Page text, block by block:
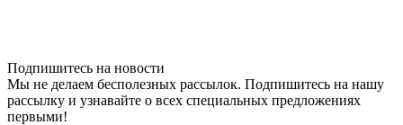
Подпишитесь на новости
Мы не делаем бесполезных рассылок. Подпишитесь на нашу
рассылку и узнавайте о всех специальных предложениях
первыми!